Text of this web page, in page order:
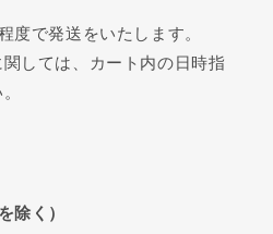
度で発送をいたします。
しては、カート内の日時指
除く）